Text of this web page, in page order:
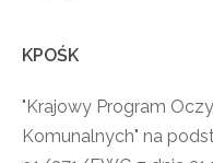
KPOŚK
"Krajowy Program
Komunalnych" na